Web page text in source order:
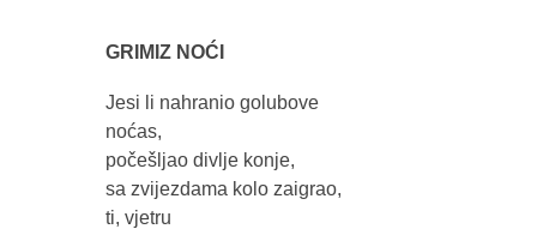
GRIMIZ NOĆI
Jesi li nahranio golubove
noćas,
počešljao divlje konje,
sa zvijezdama kolo zaigrao,
ti, vjetru